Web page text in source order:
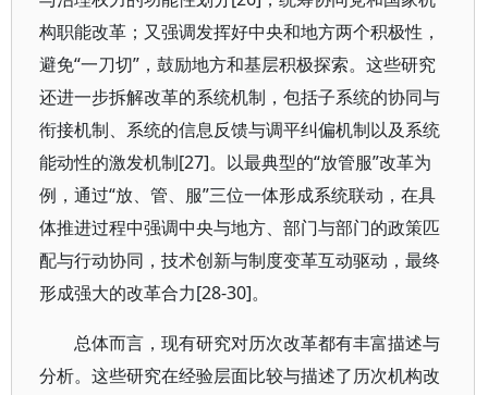
构职能改革；又强调发挥好中央和地方两个积极性，
避免“一刀切”，鼓励地方和基层积极探索。这些研究
还进一步拆解改革的系统机制，包括子系统的协同与
衔接机制、系统的信息反馈与调平纠偏机制以及系统
能动性的激发机制[27]。以最典型的“放管服”改革为
例，通过“放、管、服”三位一体形成系统联动，在具
体推进过程中强调中央与地方、部门与部门的政策匹
配与行动协同，技术创新与制度变革互动驱动，最终
形成强大的改革合力[28-30]。
总体而言，现有研究对历次改革都有丰富描述与
分析。这些研究在经验层面比较与描述了历次机构改